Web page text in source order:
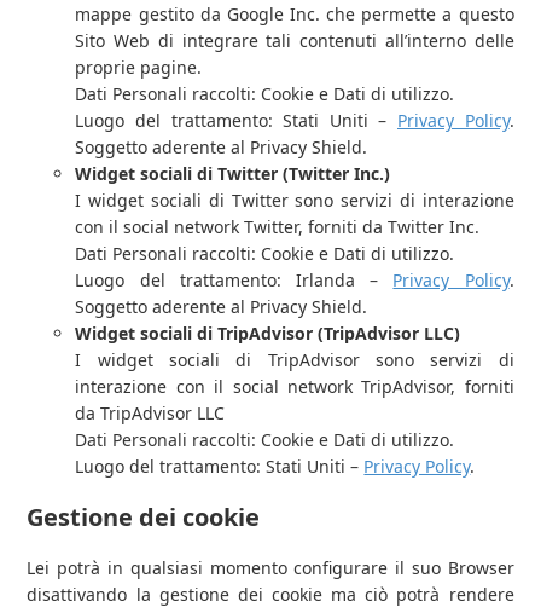
mappe gestito da Google Inc. che permette a questo
Sito Web di integrare tali contenuti all’interno delle
proprie pagine.
Dati Personali raccolti: Cookie e Dati di utilizzo.
Luogo del trattamento: Stati Uniti – Privacy Policy.
Soggetto aderente al Privacy Shield.
Widget sociali di Twitter (Twitter Inc.)
I widget sociali di Twitter sono servizi di interazione
con il social network Twitter, forniti da Twitter Inc.
Dati Personali raccolti: Cookie e Dati di utilizzo.
Luogo del trattamento: Irlanda – Privacy Policy.
Soggetto aderente al Privacy Shield.
Widget sociali di TripAdvisor (TripAdvisor LLC)
I widget sociali di TripAdvisor sono servizi di
interazione con il social network TripAdvisor, forniti
da TripAdvisor LLC
Dati Personali raccolti: Cookie e Dati di utilizzo.
Luogo del trattamento: Stati Uniti – Privacy Policy.
Gestione dei cookie
Lei potrà in qualsiasi momento configurare il suo Browser
disattivando la gestione dei cookie ma ciò potrà rendere